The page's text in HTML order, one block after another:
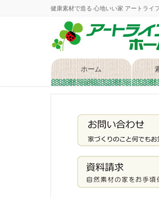
健康素材で造る 心地いい家 アートライ
ホーム